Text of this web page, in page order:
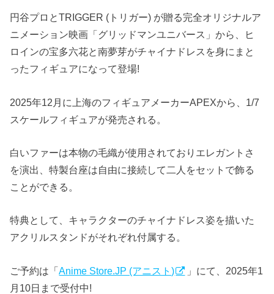
円谷プロとTRIGGER (トリガー) が贈る完全オリジナルア
ニメーション映画「グリッドマンユニバース」から、ヒ
ロインの宝多六花と南夢芽がチャイナドレスを身にまと
ったフィギュアになって登場!
2025年12月に上海のフィギュアメーカーAPEXから、1/7
スケールフィギュアが発売される。
白いファーは本物の毛織が使用されておりエレガントさ
を演出、特製台座は自由に接続して二人をセットで飾る
ことができる。
特典として、キャラクターのチャイナドレス姿を描いた
アクリルスタンドがそれぞれ付属する。
ご予約は「Anime Store.JP (アニスト)
」にて、2025年1
月10日まで受付中!